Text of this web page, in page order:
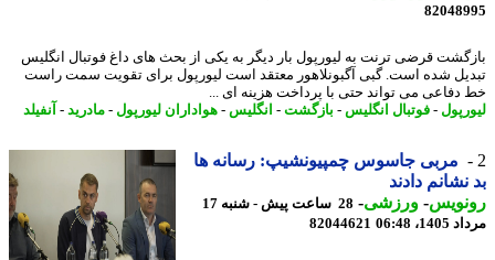
قرضی ترنت به لیورپول بار دیگر به یکی از بحث های داغ فوتبال انگلیس
شده است. گبی آگبونلاهور معتقد است لیورپول برای تقویت سمت راست
می تواند حتی با پرداخت هزینه ای ...
-فوتبال انگلیس-بازگشت-انگلیس-هواداران لیورپول -مادرید- آنفیلد
مربی جاسوس چمپیونشیپ: رسانه ها
دادند
-ورزشی-
28 ساعت پیش - شنبه 17
06:48
82044621